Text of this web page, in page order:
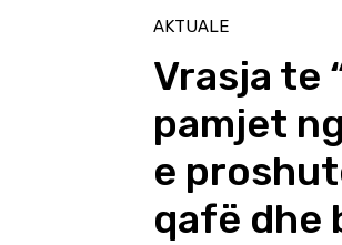
AKTUALE
Vrasja te
pamjet
e
qafë dhe